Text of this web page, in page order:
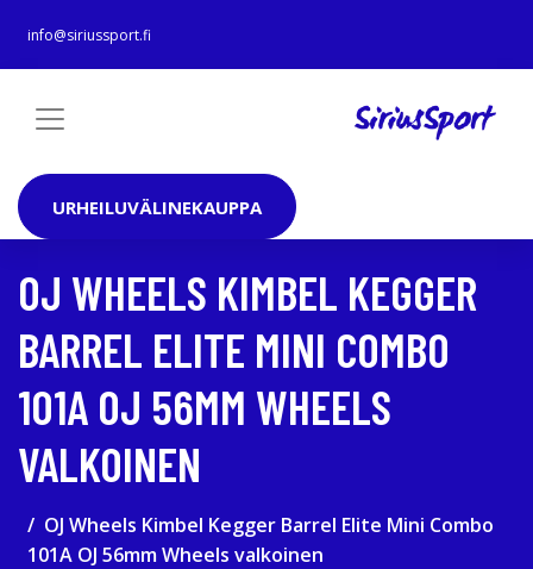
info@siriussport.fi
URHEILUVÄLINEKAUPPA
OJ WHEELS KIMBEL KEGGER
BARREL ELITE MINI COMBO
101A OJ 56MM WHEELS
VALKOINEN
OJ Wheels Kimbel Kegger Barrel Elite Mini Combo
101A OJ 56mm Wheels valkoinen